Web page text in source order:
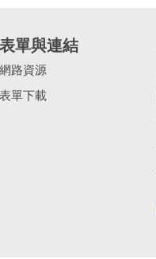
表單與連結
網路資源
表單下載